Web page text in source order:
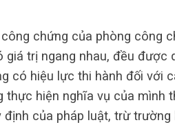
công chứng của phòng công
giá trị ngang nhau, đều được
có hiệu lực thi hành đối với
thực hiện nghĩa vụ của mình
định của pháp luật, trừ